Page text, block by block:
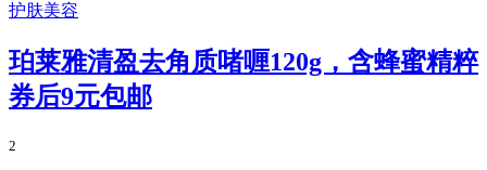
护肤美容
珀莱雅清盈去角质啫喱120g，含蜂蜜精粹
券后9元包邮
2